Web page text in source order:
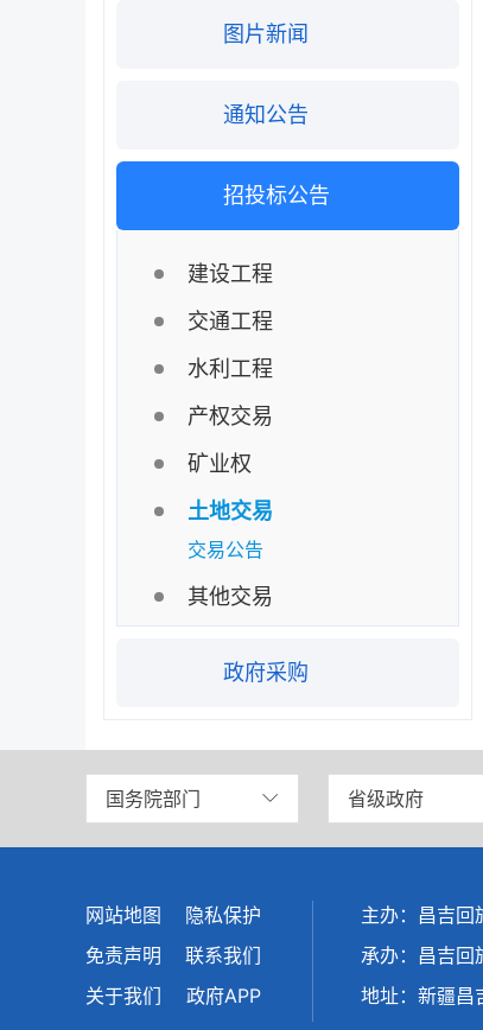
图片新闻
通知公告
招投标公告
建设工程
交通工程
水利工程
产权交易
矿业权
土地交易
交易公告
其他交易
政府采购
国务院部门 省级政府
网站地图
隐私保护
免责声明
联系我们
关于我们
政府APP
主办：昌吉回
承办：昌吉回
地址：新疆昌